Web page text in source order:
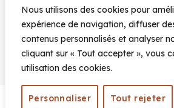
Nous utilisons des cookies pour
expérience de navigation, diffuser
contenus personnalisés et analyser
cliquant sur « Tout accepter », vous
utilisation des cookies.
Personnaliser Tout rejeter
Documents réglementaires
Marchés Publics
Actualités
Agenda
© 2026 |Plan du site |Mentions